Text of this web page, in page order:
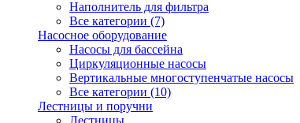
Наполнитель для фильтра
Все категории (7)
Насосное оборудование
Насосы для бассейна
Циркуляционные насосы
Вертикальные многоступенчатые насосы
Все категории (10)
Лестницы и поручни
Лестницы